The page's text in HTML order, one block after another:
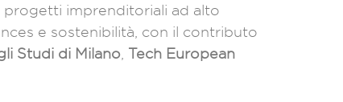
progetti imprenditoriali ad alto
e sostenibilità, con il contributo
Studi di Milano Tech European